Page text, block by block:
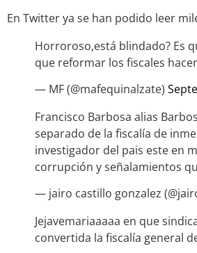
En Twitter ya se han podido leer
Horroroso,está blindado? Es
que reformar los fiscales
— MF (@mafequinalzate)
Francisco Barbosa alias
separado de la fiscalía de
investigador del pais este en
corrupción y señalamientos
— jairo castillo gonzalez
Jejavemariaaaaa en que
convertida la fiscalía general